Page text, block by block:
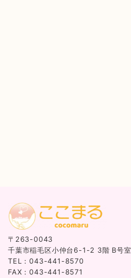
〒263-0043
千葉市稲毛区小仲台6-1-2 3階 B号室
TEL：043-441-8570
FAX：043-441-8571